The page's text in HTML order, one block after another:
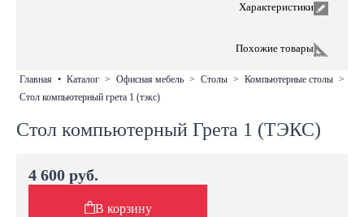
Характеристики
Похожие товары
главная • каталог > офисная мебель > столы > компьютерные столы >
стол компьютерный грета 1 (тэкс)
Стол компьютерный Грета 1 (ТЭКС)
4 600 руб.
В корзину